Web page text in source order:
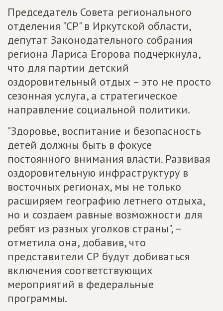
Председатель Совета регионального
отделения "СР" в Иркутской области,
депутат Законодательного собрания
региона Лариса Егорова подчеркнула,
что для партии детский
оздоровительный отдых – это не просто
сезонная услуга, а стратегическое
направление социальной политики.
"Здоровье, воспитание и безопасность
детей должны быть в фокусе
постоянного внимания власти. Развивая
оздоровительную инфраструктуру в
восточных регионах, мы не только
расширяем географию летнего отдыха,
но и создаем равные возможности для
ребят из разных уголков страны", –
отметила она, добавив, что
представители СР будут добиваться
включения соответствующих
мероприятий в федеральные
программы.